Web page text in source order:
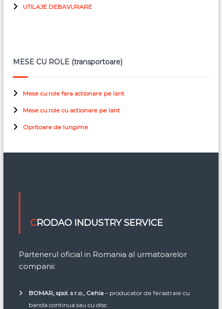
UTILAJE DEBAVURARE
MESE CU ROLE (transportoare)
Mese cu role fara actionare pe lant
Mese cu role cu actionare pe lant
Opritoare de lungime
CRODAO INDUSTRY SERVICE
Partenerul oficial in Romania al urmatoarelor
companii:
BOMAR, spol. s r.o., Cehia– producator de ferastraie cu
banda continua sau cu disc